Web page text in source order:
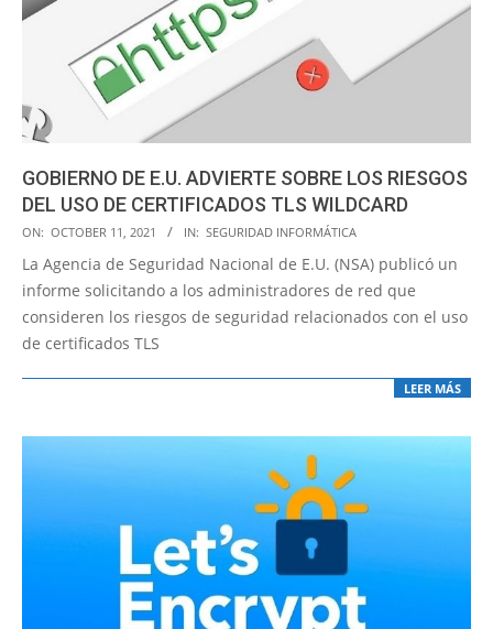
GOBIERNO DE E.U. ADVIERTE SOBRE LOS RIESGOS
DEL USO DE CERTIFICADOS TLS WILDCARD
2021-
10-
11
ON: OCTOBER 11, 2021 IN: SEGURIDAD INFORMÁTICA
La Agencia de Seguridad Nacional de E.U. (NSA) publicó un
informe solicitando a los administradores de red que
consideren los riesgos de seguridad relacionados con el uso
de certificados TLS
LEER MÁS